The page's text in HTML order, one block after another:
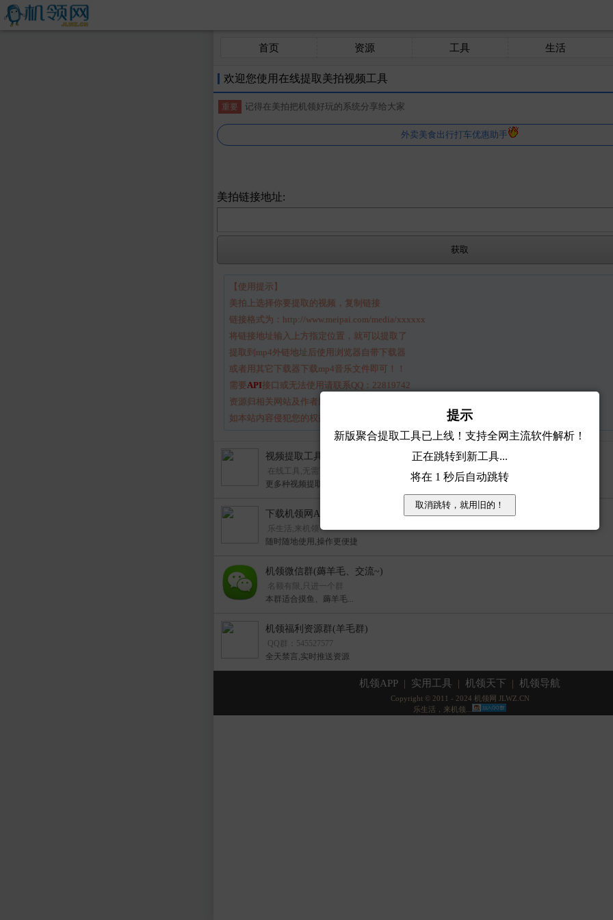
首页 资源 工具 生活
欢迎您使用在线提取美拍视频工具
重要 记得在美拍把机领好玩的系统分享给大家
外卖美食出行打车优惠助手
美拍链接地址:
【使用提示】
美拍上选择你要提取的视频，复制链接
链接格式为：http://www.meipai.com/media/xxxxxx
将链接地址输入上方指定位置，就可以提取了
提取到mp4外链地址后使用浏览器自带下载器
或者用其它下载器下载mp4音乐文件即可！！
需要API接口或无法使用请联系QQ：22819742
资源归相关网站及作者所有，本站不存储任何音频及图片。
如本站内容侵犯您的权益，请联系本站删除。邮箱EMAIL：service@jlwz.cn
视频提取工具大全
在线工具,无需下载
更多种视频提取工具,欢迎使用...
下载机领网APP
乐生活,来机领
随时随地使用,操作更便捷
机领微信群(薅羊毛、交流~)
名额有限,只进一个群
本群适合摸鱼、薅羊毛...
机领福利资源群(羊毛群)
QQ群：545527577
全天禁言,实时推送资源
机领APP | 实用工具 | 机领天下 | 机领导航
Copyright © 2011 - 2024 机领网 JLWZ.CN
乐生活，来机领...
提示
新版聚合提取工具已上线！支持全网主流软件解析！
正在跳转到新工具...
将在 1 秒后自动跳转
取消跳转，就用旧的！